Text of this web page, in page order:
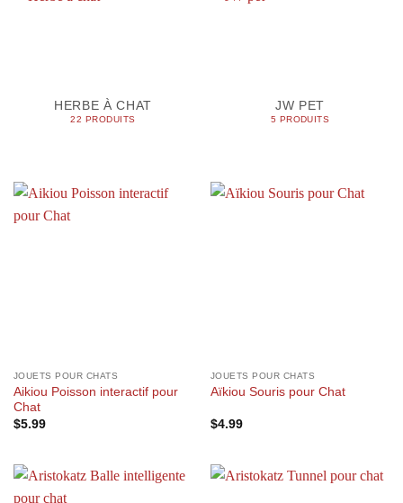
HERBE À CHAT
22 PRODUITS
JW PET
5 PRODUITS
JOUETS POUR CHATS
Aikiou Poisson interactif pour
Chat
$5.99
JOUETS POUR CHATS
Aïkiou Souris pour Chat
$4.99